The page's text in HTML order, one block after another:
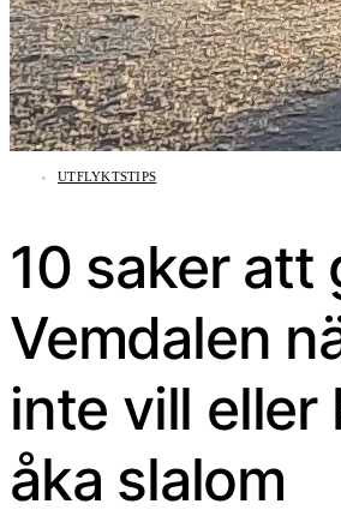
UTFLYKTSTIPS
10 saker att
Vemdalen
inte vill eller
åka slalom